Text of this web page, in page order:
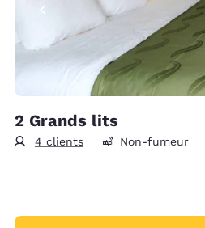
2 Grands lits
4 clients Non-fumeur